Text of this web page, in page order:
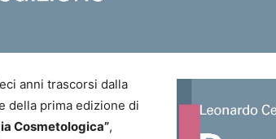
anni trascorsi dalla
della prima edizione di
Cosmetologica”,